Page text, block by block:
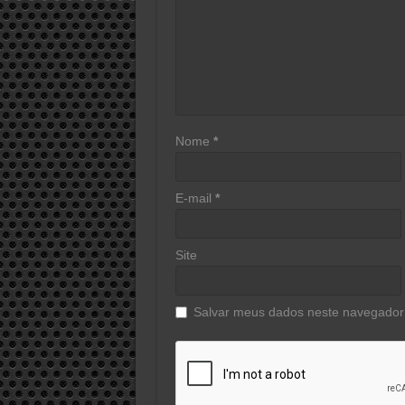
Nome *
E-mail *
Site
Salvar meus dados neste